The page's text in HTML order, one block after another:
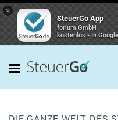
×
SteuerGo App
forium GmbH
kostenlos - In